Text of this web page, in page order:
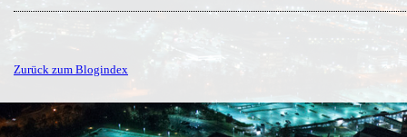
Zurück zum Blogindex